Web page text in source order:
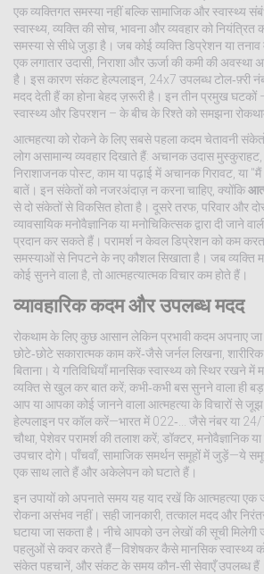
एक व्यक्तिगत समस्या नहीं बल्कि सामाजिक और स्वास्थ्य
स्वास्थ्य व्यक्ति की सोच, भावना और व्यवहार को
समस्या से सीधे जुड़ा है। जब कोई व्यक्ति डिप्रेशन या तनाव
एक लगातार उदासी, निराशा और ऊर्जा की कमी की अवस्था
है। इस कारण संकट हेल्पलाइन 24x7 उपलब्ध टोल‑फ़्री
मदद देती हैंका होना बेहद ज़रूरी है। इन तीन प्रमुख घटकों
स्वास्थ्य और डिपरशन – के बीच के रिश्ते को समझना
आत्महत्या को रोकने के लिए सबसे पहला कदम चेतावनी
लोग असामान्य व्यवहार दिखाते हैं: अचानक उदास
निराशाजनक पोस्ट, काम या पढ़ाई में अचानक गिरावट, या
बातें। इन संकेतों को नजरअंदाज़ न करना चाहिए, क्योंकि
से दो संकेतों से विकसित होता है। दूसरे तरफ, परिवार और
व्यावसायिक मनोवैज्ञानिक या मनोचिकित्सक द्वारा दी जाने
प्रदान कर सकते हैं। परामर्श न केवल डिप्रेशन को कम
समस्याओं से निपटने के नए कौशल सिखाता है। जब व्यक्ति
कोई सुनने वाला है, तो आत्महत्यात्मक विचार कम होते हैं।
व्यावहारिक कदम और उपलब्ध मदद
रोकथाम के लिए कुछ आसान लेकिन प्रभावी कदम अपनाए
छोटे‑छोटे सकारात्मक काम करें‑जैसे जर्नल लिखना,
बिताना। ये गतिविधियाँ मानसिक स्वास्थ्य को स्थिर रखने
व्यक्ति से खुल कर बात करें; कभी‑कभी बस सुनने वाला ही
आप या आपका कोई जानने वाला आत्महत्या के विचारों से जूझ
हेल्पलाइनपर कॉल करें—भारत में 022‑... जैसे नंबर या
चौथा, पेशेवर परामर्श की तलाश करें; डॉक्टर, मनोवैज्ञानिक या
उपचार दोगे। पाँचवाँ, सामाजिक समर्थन समूहों में जुड़ें—ये
एक साथ लाते हैं और अकेलेपन को घटाते हैं।
इन उपायों को अपनाते समय यह याद रखें कि आत्महत्या
रोकना असंभव नहीं। सही जानकारी, तत्काल मदद और
घटाया जा सकता है। नीचे आपको उन लेखों की सूची मिलेगी
पहलुओं से कवर करते हैं—विशेषकर कैसे मानसिक स्वास्थ्य
संकेत पहचानें, और संकट के समय कौन‑सी सेवाएँ उपलब्ध